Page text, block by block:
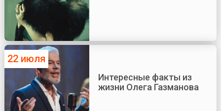
22 июля
Интересные факты из
жизни Олега Газманова